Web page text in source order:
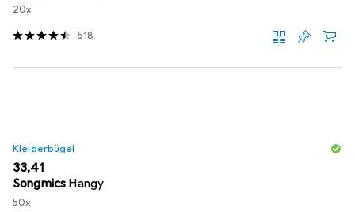
20x
518
Kleiderbügel
EUR
33,41
Songmics Hangy
50x